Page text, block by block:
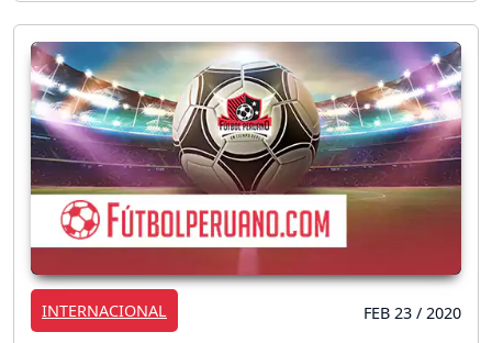
INTERNACIONAL FEB 23 / 2020